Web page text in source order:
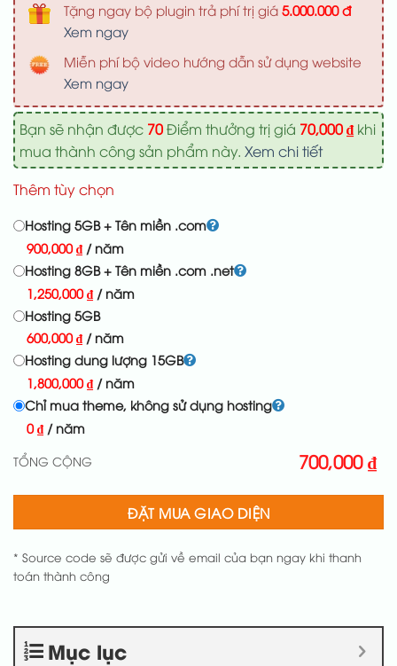
Tặng ngay bộ plugin trả phí trị giá 5.000.000 đ
Xem ngay
Miễn phí bộ video hướng dẫn sử dụng website
Xem ngay
Bạn sẽ nhận được 70Điểm thưởng trị giá 70,000₫khi
mua thành công sản phẩm này. Xem chi tiết
Thêm tùy chọn
Hosting 5GB + Tên miền .com
900,000₫ / năm
Hosting 8GB + Tên miền .com .net
1,250,000₫ / năm
Hosting 5GB
600,000₫ / năm
Hosting dung lượng 15GB
1,800,000₫ / năm
Chỉ mua theme, không sử dụng hosting
0₫ / năm
TỔNG CỘNG
700,000₫
ĐẶT MUA GIAO DIỆN
* Source code sẽ được gửi về email của bạn ngay khi thanh
toán thành công
Mục lục